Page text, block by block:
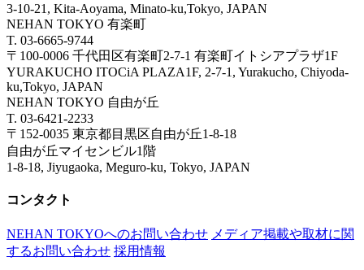
3-10-21, Kita-Aoyama, Minato-ku,Tokyo, JAPAN
NEHAN TOKYO 有楽町
T. 03-6665-9744
〒100-0006 千代田区有楽町2-7-1 有楽町イトシアプラザ1F
YURAKUCHO ITOCiA PLAZA1F, 2-7-1, Yurakucho, Chiyoda-
ku,Tokyo, JAPAN
NEHAN TOKYO 自由が丘
T. 03-6421-2233
〒152-0035 東京都目黒区自由が丘1-8-18
自由が丘マイセンビル1階
1-8-18, Jiyugaoka, Meguro-ku, Tokyo, JAPAN
コンタクト
NEHAN TOKYOへのお問い合わせ メディア掲載や取材に関
するお問い合わせ 採用情報